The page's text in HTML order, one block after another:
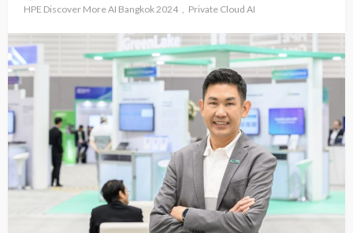
HPE Discover More AI Bangkok 2024
Private Cloud AI